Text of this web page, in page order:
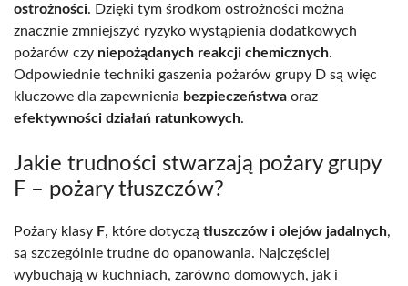
ostrożności. Dzięki tym środkom ostrożności można
znacznie zmniejszyć ryzyko wystąpienia dodatkowych
pożarów czy niepożądanych reakcji chemicznych.
Odpowiednie techniki gaszenia pożarów grupy D są więc
kluczowe dla zapewnienia bezpieczeństwa oraz
efektywności działań ratunkowych.
Jakie trudności stwarzają pożary grupy
F – pożary tłuszczów?
Pożary klasy F, które dotyczą tłuszczów i olejów jadalnych,
są szczególnie trudne do opanowania. Najczęściej
wybuchają w kuchniach, zarówno domowych, jak i